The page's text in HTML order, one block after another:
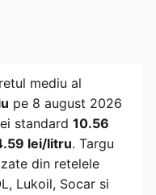
mediu al
pe 8 august 2026
standard 10.56
lei/litru. Targu
din retelele
Lukoil, Socar si